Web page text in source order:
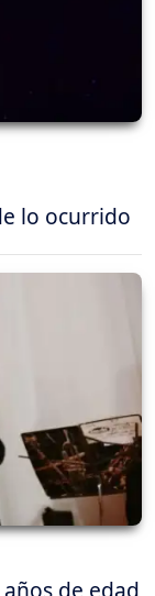
lo ocurrido
de edad